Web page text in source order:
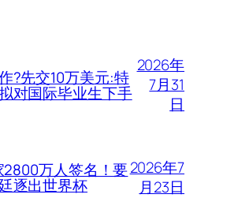
?先交10万美元:特
对国际毕业生下手
2026年
7月31
日
2800万人签名！要
逐出世界杯
2026年7
月23日